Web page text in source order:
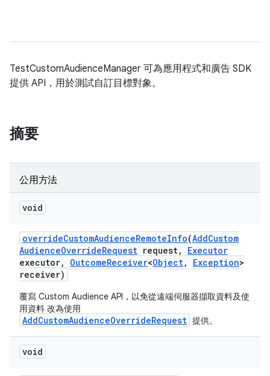
TestCustomAudienceManager 可為應用程式和廣告 SDK
提供 API，用於測試自訂目標對象。
摘要
公用方法
void
overrideCustomAudienceRemoteInfo(AddCustom
AudienceOverrideRequest request,
Executor
executor, OutcomeReceiver<Object, Exception>
receiver)
覆寫 Custom Audience API，以免從遠端伺服器擷取資料及使
用資料 改為使用
AddCustomAudienceOverrideRequest 提供。
void